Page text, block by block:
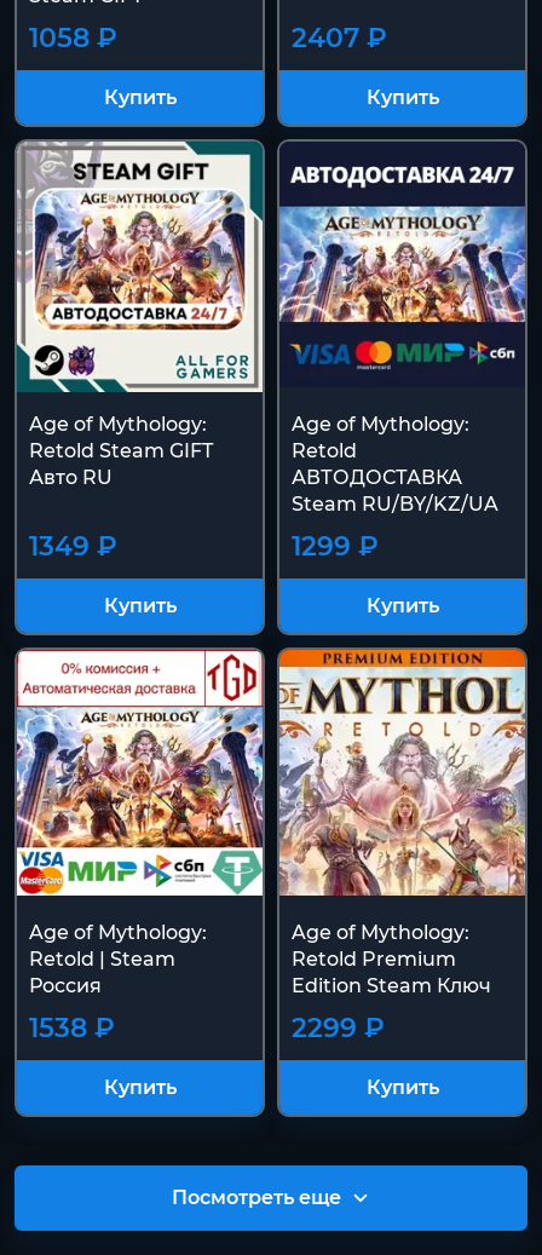
1058 ₽
Купить
2407 ₽
Купить
Age of Mythology:
Retold Steam GIFT
Авто RU
1349 ₽
Купить
Age of Mythology:
Retold
АВТОДОСТАВКА
Steam RU/BY/KZ/UA
1299 ₽
Купить
Age of Mythology:
Retold | Steam
Россия
1538 ₽
Купить
Age of Mythology:
Retold Premium
Edition Steam Ключ
2299 ₽
Купить
Посмотреть еще